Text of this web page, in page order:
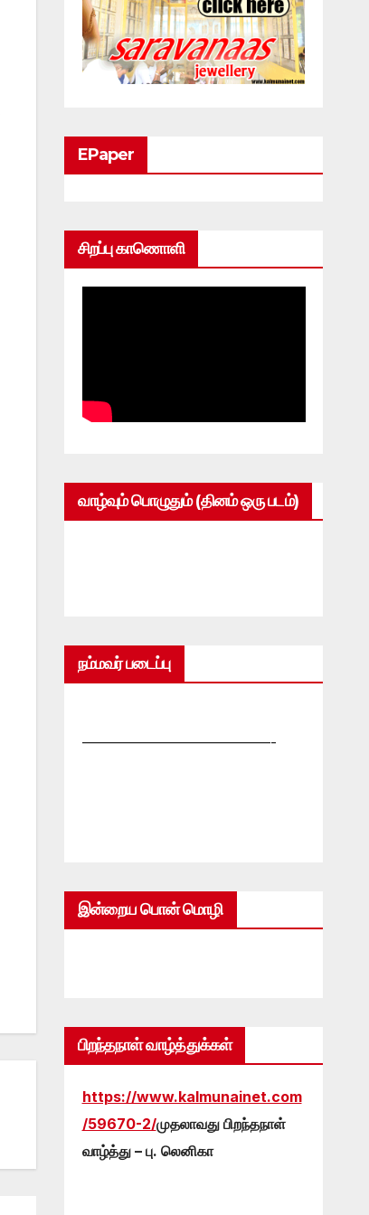
EPaper
சிறப்பு காணொளி
வாழ்வும் பொழுதும் (தினம் ஒரு படம்)
நம்மவர் படைப்பு
—————————————-
இன்றைய பொன் மொழி
பிறந்தநாள் வாழ்த்துக்கள்
https://www.kalmunainet.com
/59670-2/முதலாவது பிறந்தநாள்
வாழ்த்து – பு. லெனிகா